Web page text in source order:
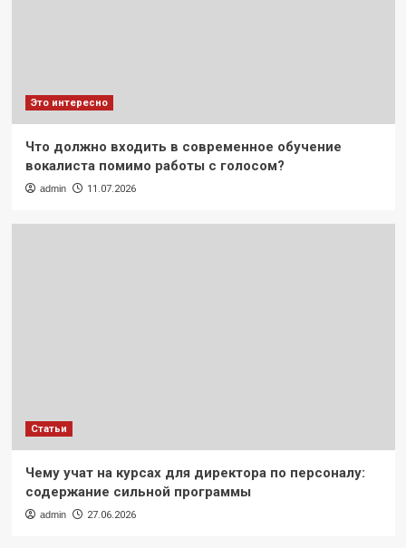
Это интересно
Что должно входить в современное обучение
вокалиста помимо работы с голосом?
admin 11.07.2026
Статьи
Чему учат на курсах для директора по персоналу:
содержание сильной программы
admin 27.06.2026